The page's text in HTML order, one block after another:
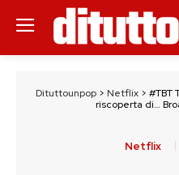
Dituttounpop> Netflix> #TBT
riscoperta di…
Netflix